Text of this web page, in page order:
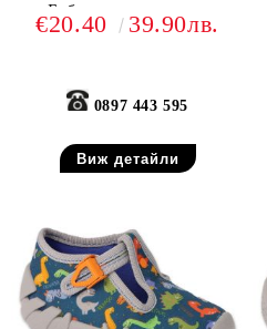
Бебешки текстилни
обувки, Светлосин анимал
€20.40 39.90лв.
0897 443 595
Виж детайли